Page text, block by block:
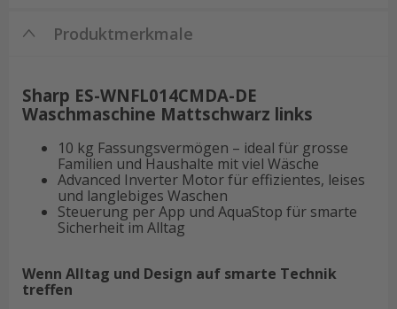
Produktmerkmale
Sharp ES-WNFL014CMDA-DE
Waschmaschine Mattschwarz links
10 kg Fassungsvermögen – ideal für grosse
Familien und Haushalte mit viel Wäsche
Advanced Inverter Motor für effizientes, leises
und langlebiges Waschen
Steuerung per App und AquaStop für smarte
Sicherheit im Alltag
Wenn Alltag und Design auf smarte Technik
treffen